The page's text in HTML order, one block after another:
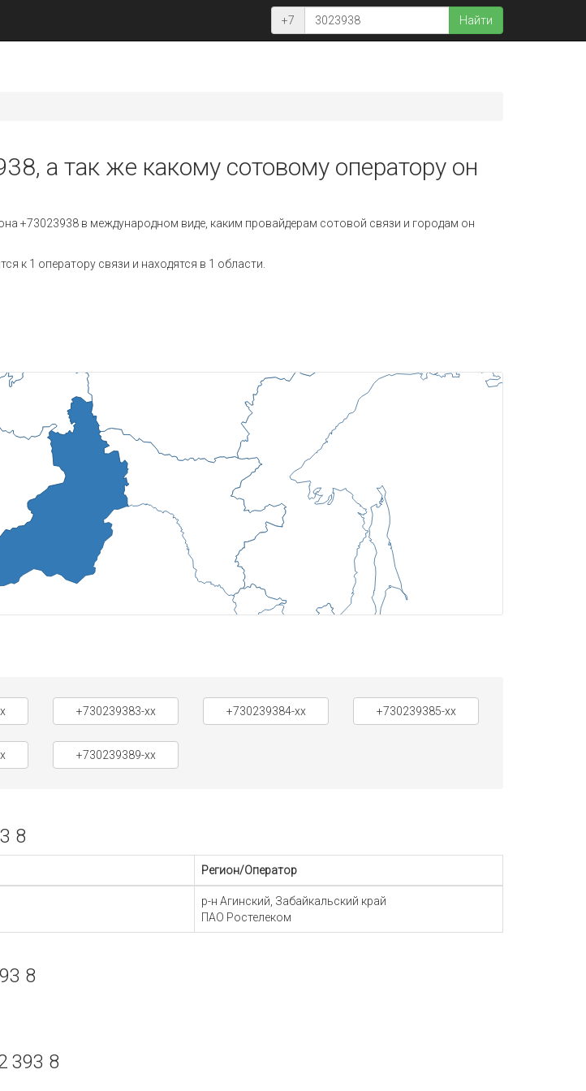
+7 Найти
а так же какому сотовому оператору он
+73023938 в международном виде, каким провайдерам сотовой связи и городам он
к 1 оператору связи и находятся в 1 области.
+730239383-xx +730239384-xx +730239385-xx
+730239389-xx
8
Регион/Оператор
р-н Агинский, Забайкальский край
ПАО Ростелеком
8
393 8